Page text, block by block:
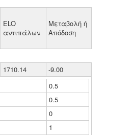
ELO
αντιπάλων
Μεταβολή ή
Απόδοση
1710.14
-9.00
0.5
0.5
0
1